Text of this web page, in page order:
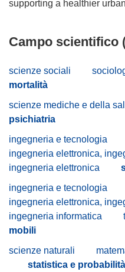
Campo scientifico
scienze sociali
mortalità
scienze mediche e della
psichiatria
ingegneria e tecnologia
ingegneria elettronica,
ingegneria elettronica
ingegneria e tecnologia
ingegneria elettronica,
ingegneria informatica
mobili
scienze naturali
statistica e probabilità